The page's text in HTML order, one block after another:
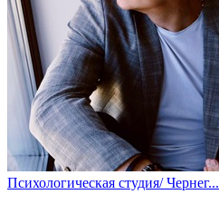
Психологическая студия/ Чернег...